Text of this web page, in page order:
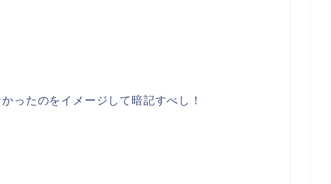
ったのをイメージして暗記すべし！